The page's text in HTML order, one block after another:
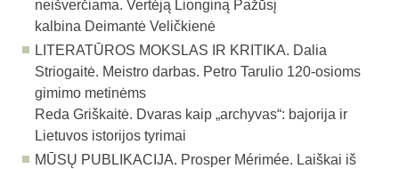
neišverčiama. Vertėją Lionginą Pažūsį
kalbina Deimantė Veličkienė
LITERATŪROS MOKSLAS IR KRITIKA. Dalia
Striogaitė. Meistro darbas. Petro Tarulio 120-osioms
gimimo metinėms
Reda Griškaitė. Dvaras kaip „archyvas“: bajorija ir
Lietuvos istorijos tyrimai
MŪSŲ PUBLIKACIJA. Prosper Mérimée. Laiškai iš